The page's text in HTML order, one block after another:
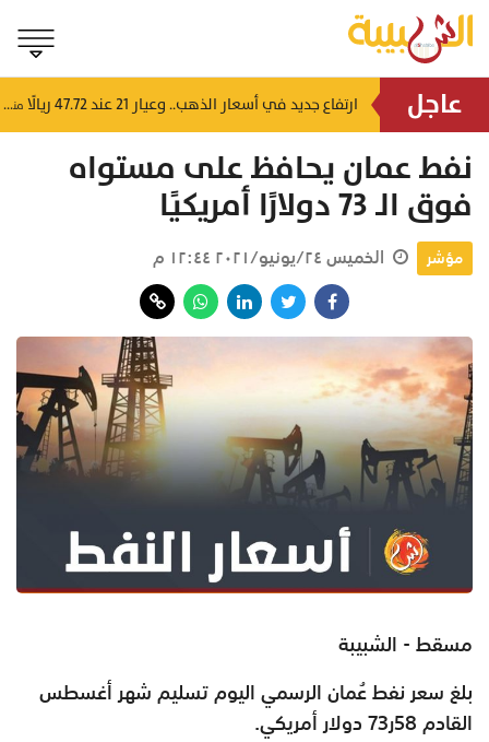
عاجل منذ ٤ ساعات
ارتفاع جديد في أسعار الذهب.. وعيار 21 عند 47.72 ريالًا منذ ٤ ساعات
نفط عمان يحافظ على مستواه
فوق الـ 73 دولارًا أمريكيًا
مؤشر الخميس ٢٤/يونيو/٢٠٢١ ١٢:٤٤ م
مسقط - الشبيبة
بلغ سعر نفط عُمان الرسمي اليوم تسليم شهر أغسطس
القادم 58ر73 دولار أمريكي.